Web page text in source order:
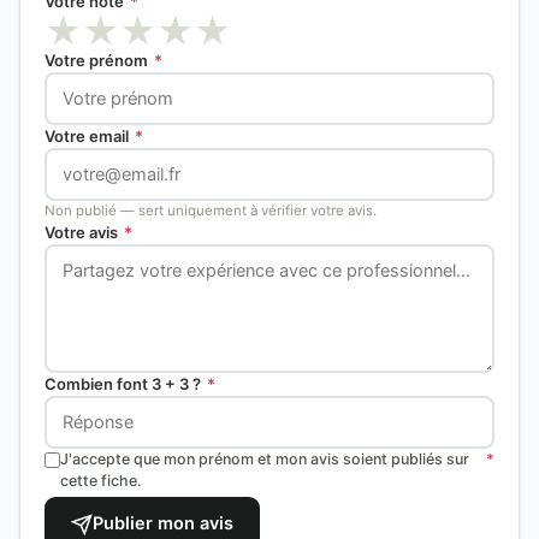
★★★★★
Votre prénom *
Votre email *
Non publié — sert uniquement à vérifier votre avis.
Votre avis *
Combien font 3 + 3 ? *
J'accepte que mon prénom et mon avis soient publiés sur
cette fiche.
*
Publier mon avis